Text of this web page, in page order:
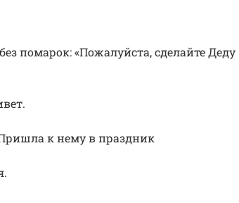
помарок: «Пожалуйста, сделайте Деду
к нему в праздник